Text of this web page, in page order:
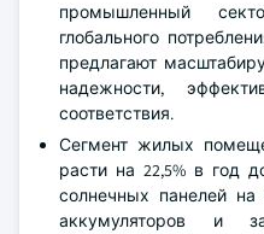
промышленный
глобального
предлагают
надежности,
соответствия.
Сегмент жилых
расти на 22,5% в год
солнечных панелей
аккумуляторов и